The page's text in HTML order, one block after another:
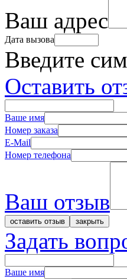
Ваш адрес
Дата вызова
Введите
Оставить
Ваше имя
Номер заказа
E-Mail
Номер телефона
Ваш отзыв
Задать
Ваше имя